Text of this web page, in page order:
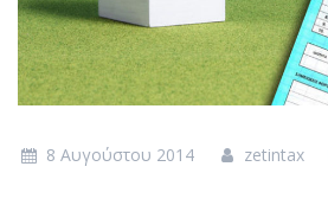
8 Αυγούστου 2014 zetintax